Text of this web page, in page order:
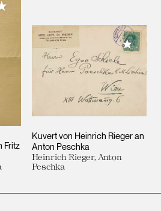
Fritz
Meiner Sammlung hinzufügen
Kuvert von Heinrich Rieger an
Anton Peschka
Heinrich Rieger, Anton
Peschka
Meiner